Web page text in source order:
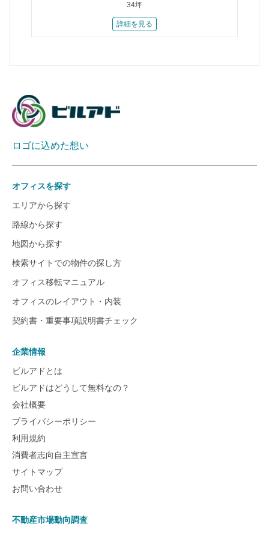
34坪
詳細を見る
ロゴに込めた想い
オフィスを探す
エリアから探す
路線から探す
地図から探す
検索サイトでの物件の探し方
オフィス移転マニュアル
オフィスのレイアウト・内装
契約書・重要事項説明書チェック
企業情報
ビルアドとは
ビルアドはどうして無料なの？
会社概要
プライバシーポリシー
利用規約
消費者志向自主宣言
サイトマップ
お問い合わせ
不動産市場動向調査